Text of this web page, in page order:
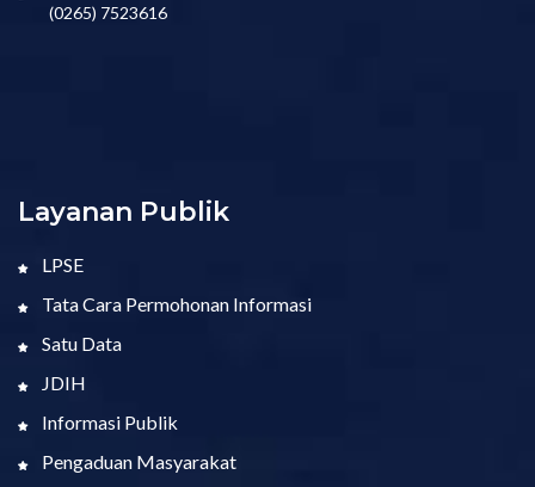
(0265) 7523616
Layanan Publik
LPSE
Tata Cara Permohonan Informasi
Satu Data
JDIH
Informasi Publik
Pengaduan Masyarakat